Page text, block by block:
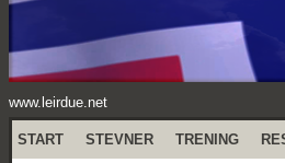
www.leirdue.net
START STEVNER TRENING